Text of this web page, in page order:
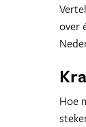
over
Hoe